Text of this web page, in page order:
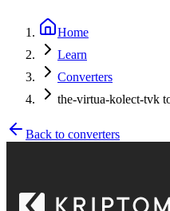
Home
Learn
Converters
the-virtua-kolect-tvk
Back to converters